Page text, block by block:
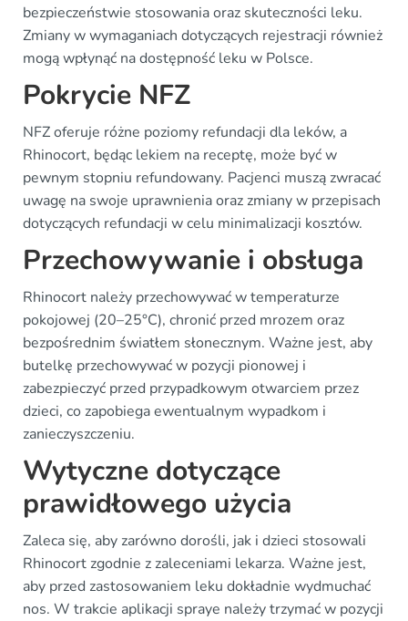
bezpieczeństwie stosowania oraz skuteczności leku.
Zmiany w wymaganiach dotyczących rejestracji również
mogą wpłynąć na dostępność leku w Polsce.
Pokrycie NFZ
NFZ oferuje różne poziomy refundacji dla leków, a
Rhinocort, będąc lekiem na receptę, może być w
pewnym stopniu refundowany. Pacjenci muszą zwracać
uwagę na swoje uprawnienia oraz zmiany w przepisach
dotyczących refundacji w celu minimalizacji kosztów.
Przechowywanie i obsługa
Rhinocort należy przechowywać w temperaturze
pokojowej (20–25°C), chronić przed mrozem oraz
bezpośrednim światłem słonecznym. Ważne jest, aby
butelkę przechowywać w pozycji pionowej i
zabezpieczyć przed przypadkowym otwarciem przez
dzieci, co zapobiega ewentualnym wypadkom i
zanieczyszczeniu.
Wytyczne dotyczące
prawidłowego użycia
Zaleca się, aby zarówno dorośli, jak i dzieci stosowali
Rhinocort zgodnie z zaleceniami lekarza. Ważne jest,
aby przed zastosowaniem leku dokładnie wydmuchać
nos. W trakcie aplikacji spraye należy trzymać w pozycji